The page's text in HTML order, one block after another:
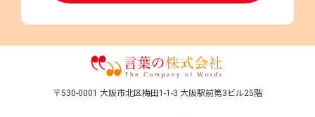
〒530-0001 大阪市北区梅田1-1-3 大阪駅前第3ビル25階